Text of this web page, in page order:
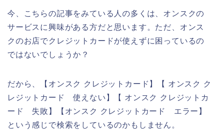
今、こちらの記事をみている人の多くは、オンスクの
サービスに興味がある方だと思います。ただ、オンス
クのお店でクレジットカードが使えずに困っているの
ではないでしょうか？
だから、【オンスク クレジットカード】【 オンスク ク
レジットカード 使えない】【 オンスク クレジットカ
ード 失敗】【オンスク クレジットカード エラー】
という感じで検索をしているのかもしません。